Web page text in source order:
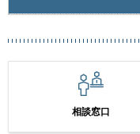
相談窓口